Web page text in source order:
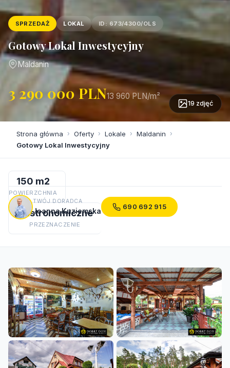
SPRZEDAŻ LOKAL ID: 673/4300/OLS
Gotowy Lokal Inwestycyjny
Maldanin
3 290 000 PLN13 960 PLN/m²
19 zdjęć
Strona główna › Oferty › Lokale › Maldanin ›
Gotowy Lokal Inwestycyjny
150 m2
POWIERZCHNIA
Gastronomiczne
PRZEZNACZENIE
TWÓJ DORADCA
Joanna Kuziemska 690 692 915